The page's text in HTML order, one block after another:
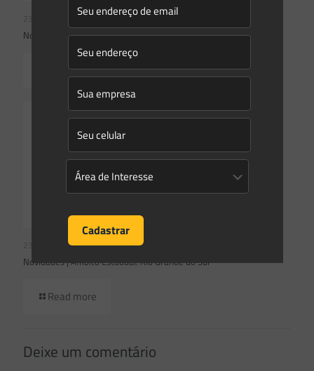
23/07/2026
Novidades | Âmbito Federal
Read more
23/07/2026
Novidades | Âmbito Estadual: Rio Grande do Sul
Read more
Deixe um comentário